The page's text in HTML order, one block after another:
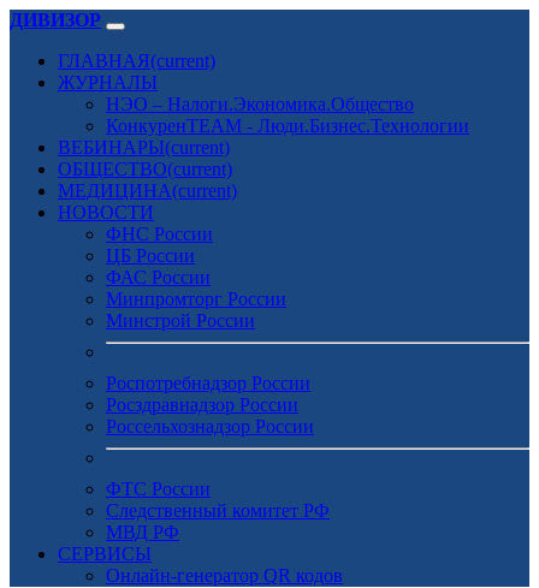
ДИВИЗОР
ГЛАВНАЯ(current)
ЖУРНАЛЫ
НЭО – Налоги.Экономика.Общество
КонкуренTEAM - Люди.Бизнес.Технологии
ВЕБИНАРЫ(current)
ОБЩЕСТВО(current)
МЕДИЦИНА(current)
НОВОСТИ
ФНС России
ЦБ России
ФАС России
Минпромторг России
Минстрой России
Роспотребнадзор России
Росздравнадзор России
Россельхознадзор России
ФТС России
Следственный комитет РФ
МВД РФ
СЕРВИСЫ
Онлайн-генератор QR кодов